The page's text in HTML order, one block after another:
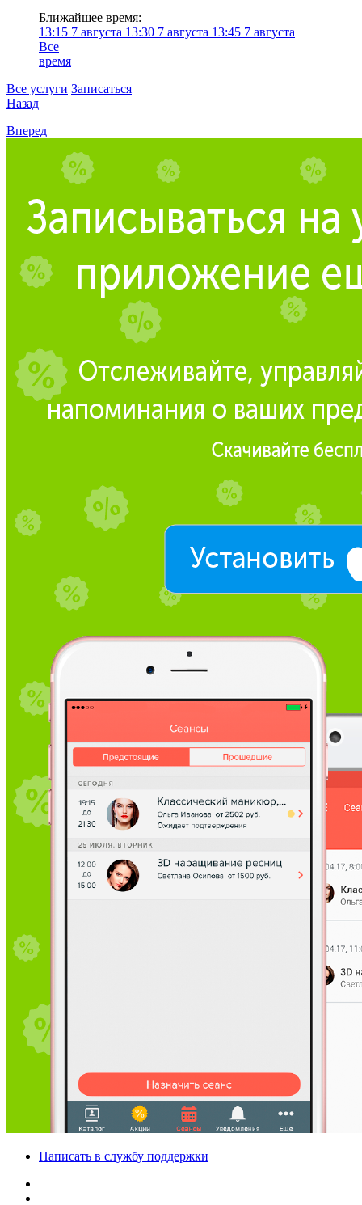
Ближайшее время:
13:15 7 августа 13:30 7 августа 13:45 7 августа
Все
время
Все услуги Записаться
Назад
Вперед
Написать в службу поддержки